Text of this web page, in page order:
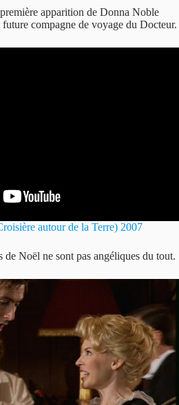
apparition de Donna Noble
compagne de voyage du Docteur.
autour de la Terre) 2007
de Noël ne sont pas angéliques du tout.